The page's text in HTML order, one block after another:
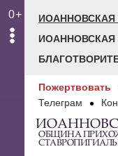
0+
ИОАННОВСКАЯ
Пожертвовать
Телеграм
ОБЩИНА